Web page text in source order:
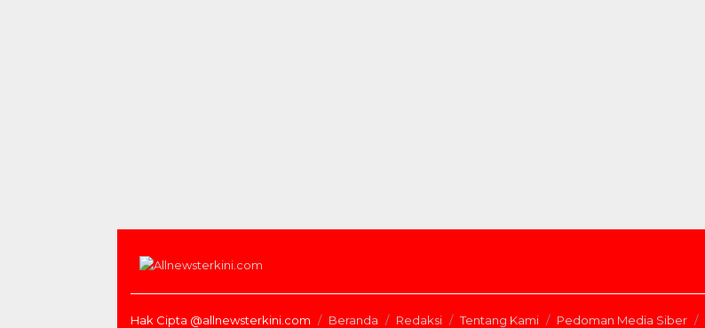
Hak Cipta @allnewsterkini.com Beranda Redaksi Tentang Kami Pedoman Media Siber